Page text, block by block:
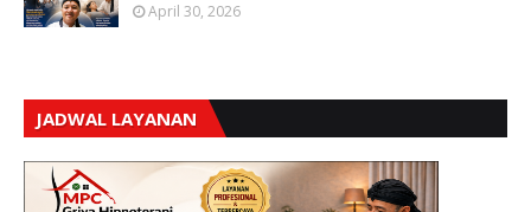
April 30, 2026
JADWAL LAYANAN